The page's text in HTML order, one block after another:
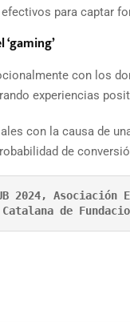
para captar
con los
experiencias
con la causa de
de
2024, Asociación
de